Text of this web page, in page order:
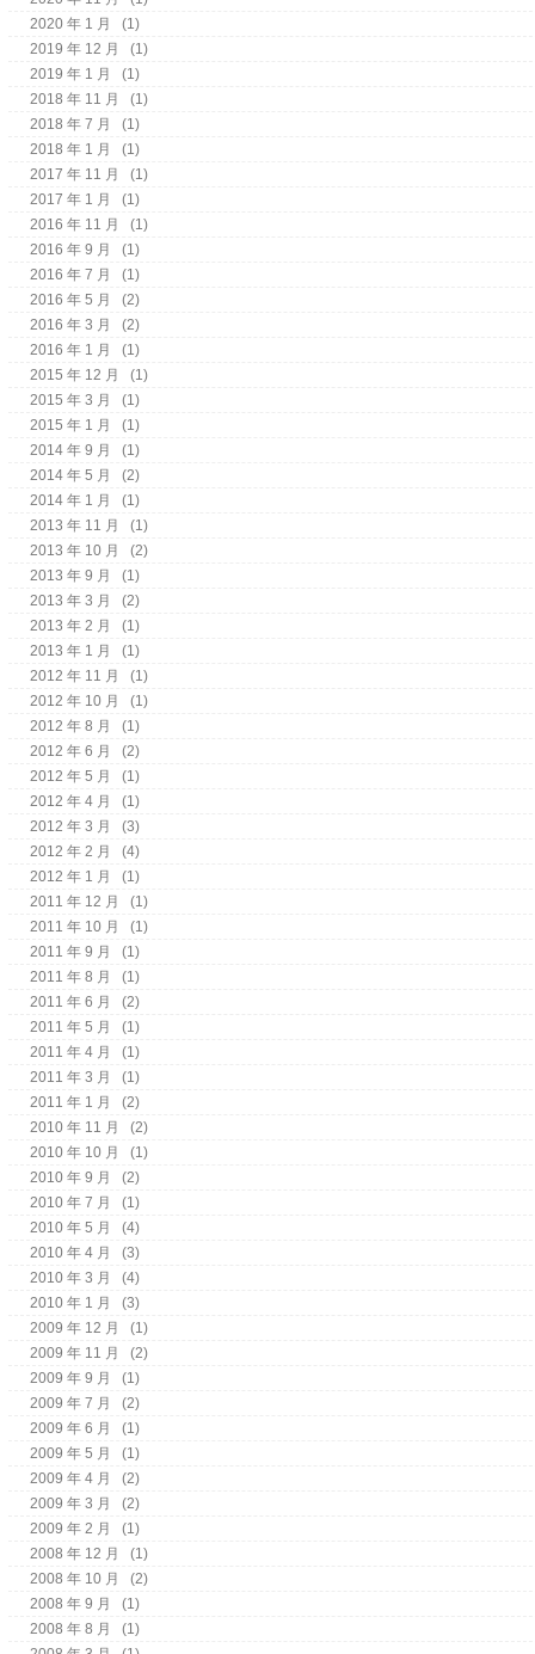
2020 年 1 月
(1)
2019 年 12 月
(1)
2019 年 1 月
(1)
2018 年 11 月
(1)
2018 年 7 月
(1)
2018 年 1 月
(1)
2017 年 11 月
(1)
2017 年 1 月
(1)
2016 年 11 月
(1)
2016 年 9 月
(1)
2016 年 7 月
(1)
2016 年 5 月
(2)
2016 年 3 月
(2)
2016 年 1 月
(1)
2015 年 12 月
(1)
2015 年 3 月
(1)
2015 年 1 月
(1)
2014 年 9 月
(1)
2014 年 5 月
(2)
2014 年 1 月
(1)
2013 年 11 月
(1)
2013 年 10 月
(2)
2013 年 9 月
(1)
2013 年 3 月
(2)
2013 年 2 月
(1)
2013 年 1 月
(1)
2012 年 11 月
(1)
2012 年 10 月
(1)
2012 年 8 月
(1)
2012 年 6 月
(2)
2012 年 5 月
(1)
2012 年 4 月
(1)
2012 年 3 月
(3)
2012 年 2 月
(4)
2012 年 1 月
(1)
2011 年 12 月
(1)
2011 年 10 月
(1)
2011 年 9 月
(1)
2011 年 8 月
(1)
2011 年 6 月
(2)
2011 年 5 月
(1)
2011 年 4 月
(1)
2011 年 3 月
(1)
2011 年 1 月
(2)
2010 年 11 月
(2)
2010 年 10 月
(1)
2010 年 9 月
(2)
2010 年 7 月
(1)
2010 年 5 月
(4)
2010 年 4 月
(3)
2010 年 3 月
(4)
2010 年 1 月
(3)
2009 年 12 月
(1)
2009 年 11 月
(2)
2009 年 9 月
(1)
2009 年 7 月
(2)
2009 年 6 月
(1)
2009 年 5 月
(1)
2009 年 4 月
(2)
2009 年 3 月
(2)
2009 年 2 月
(1)
2008 年 12 月
(1)
2008 年 10 月
(2)
2008 年 9 月
(1)
2008 年 8 月
(1)